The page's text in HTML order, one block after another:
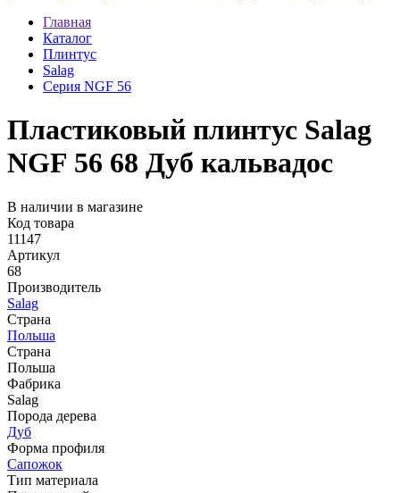
Главная
Каталог
Плинтус
Salag
Серия NGF 56
Пластиковый плинтус Salag
NGF 56 68 Дуб кальвадос
В наличии в магазине
Код товара
11147
Артикул
68
Производитель
Salag
Страна
Польша
Страна
Польша
Фабрика
Salag
Порода дерева
Дуб
Форма профиля
Сапожок
Тип материала